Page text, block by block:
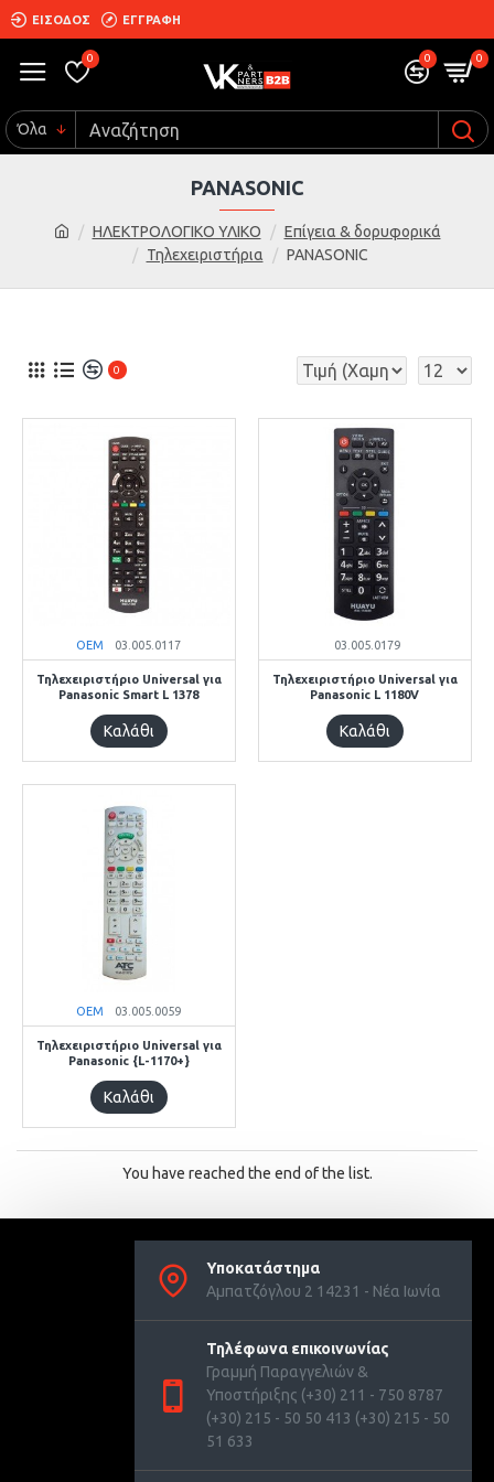
ΕΙΣΟΔΟΣ ΕΓΓΡΑΦΗ
0 0 0
Όλα
ΗΛΕΚΤΡΟΛΟΓΙΚΟ ΥΛΙΚΟ
Επίγεια & δορυφορικά
Τηλεχειριστήρια
PANASONIC
PANASONIC
0
OEM 03.005.0117
Τηλεχειριστήριο Universal για
Panasonic Smart L 1378
Καλάθι
03.005.0179
Τηλεχειριστήριο Universal για
Panasonic L 1180V
Καλάθι
OEM 03.005.0059
Τηλεχειριστήριο Universal για
Panasonic {L-1170+}
Καλάθι
You have reached the end of the list.
Υποκατάστημα
Αμπατζόγλου 2 14231 - Νέα Ιωνία
Τηλέφωνα επικοινωνίας
Γραμμή Παραγγελιών &
Υποστήριξης (+30) 211 - 750 8787
(+30) 215 - 50 50 413 (+30) 215 - 50
51 633